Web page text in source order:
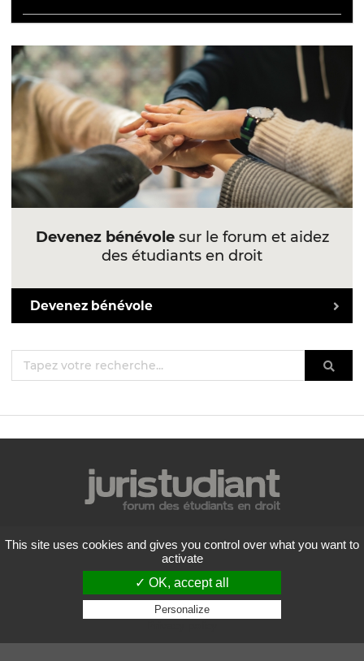
Devenez bénévolesur le forum et aidez
des étudiants en droit
Devenez bénévole
Mentions légales
Politique de confidentialité
Conditions générales d'utilisation
Liste des forums
Contactez-nous
Copyright
2026 Juristudiant.com - Tous droits réservés
This site uses cookies and gives you control over what you want to
activate
✓ OK, accept all
Personalize